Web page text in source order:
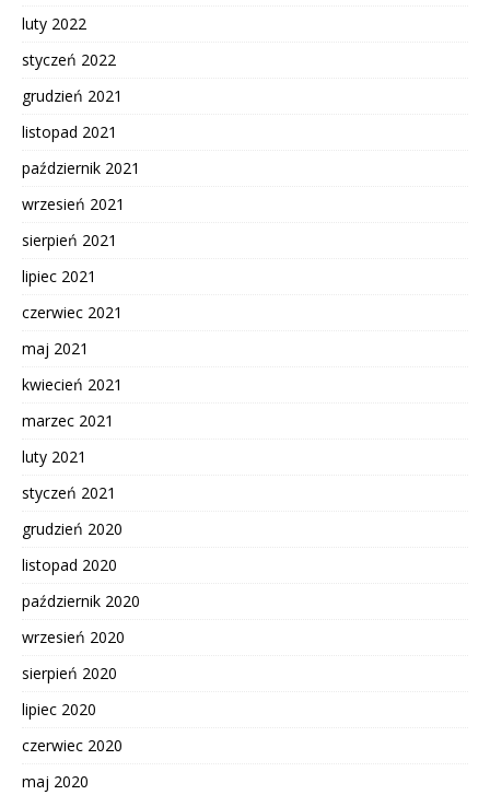
luty 2022
styczeń 2022
grudzień 2021
listopad 2021
październik 2021
wrzesień 2021
sierpień 2021
lipiec 2021
czerwiec 2021
maj 2021
kwiecień 2021
marzec 2021
luty 2021
styczeń 2021
grudzień 2020
listopad 2020
październik 2020
wrzesień 2020
sierpień 2020
lipiec 2020
czerwiec 2020
maj 2020